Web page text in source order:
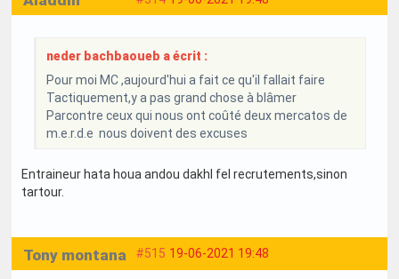
neder bachbaoueb a écrit :
Pour moi MC ,aujourd'hui a fait ce qu'il fallait faire
Tactiquement,y a pas grand chose à blâmer
Parcontre ceux qui nous ont coûté deux mercatos de
m.e.r.d.e nous doivent des excuses
Entraineur hata houa andou dakhl fel recrutements,sinon
tartour.
#515 19-06-2021 19:48
Tony montana